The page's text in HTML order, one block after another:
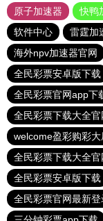
原子加速器
快鸭
软件中心
雷霆加
海外npv加速器官网
全民彩票安卓版下载
全民彩票官网app下
全民彩票下载大全官
welcome盈彩购彩
全民彩票下载大全官
全民彩票安卓版下载
全民彩票官网最新登